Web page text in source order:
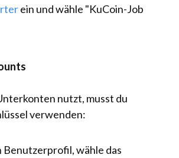
ein und wähle "KuCoin-Job
nutzt, musst du
verwenden:
Benutzerprofil, wähle das